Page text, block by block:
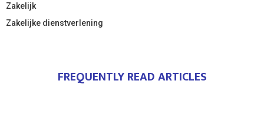
Zakelijk
Zakelijke dienstverlening
FREQUENTLY READ ARTICLES